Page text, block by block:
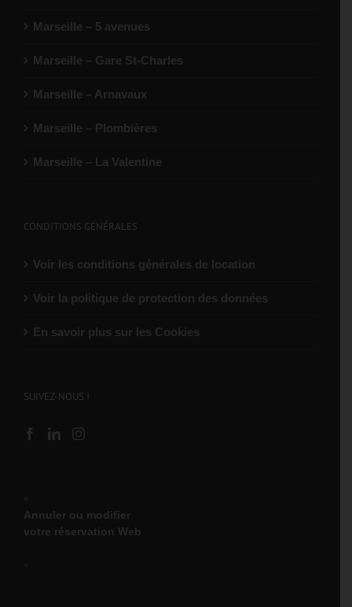
Marseille – 5 avenues
Marseille – Gare St-Charles
Marseille – Arnavaux
Marseille – Plombières
Marseille – La Valentine
CONDITIONS GÉNÉRALES
Voir les conditions générales de location
Voir la politique de protection des données
En savoir plus sur les Cookies
SUIVEZ-NOUS !
Annuler ou modifier
votre réservation Web